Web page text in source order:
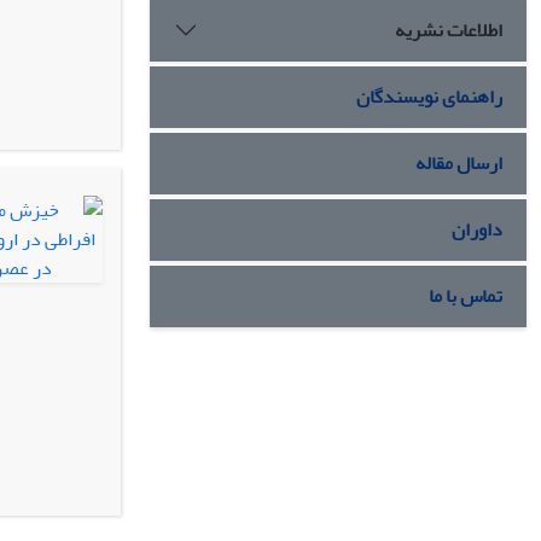
اطلاعات نشریه
راهنمای نویسندگان
ارسال مقاله
داوران
تماس با ما